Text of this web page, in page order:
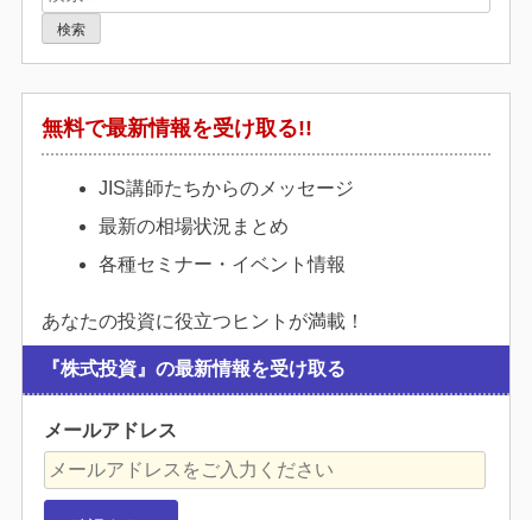
索:
無料で最新情報を受け取る!!
JIS講師たちからのメッセージ
最新の相場状況まとめ
各種セミナー・イベント情報
あなたの投資に役立つヒントが満載！
『株式投資』の最新情報を受け取る
メールアドレス